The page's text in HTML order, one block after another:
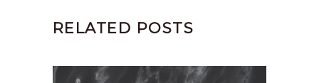
RELATED POSTS